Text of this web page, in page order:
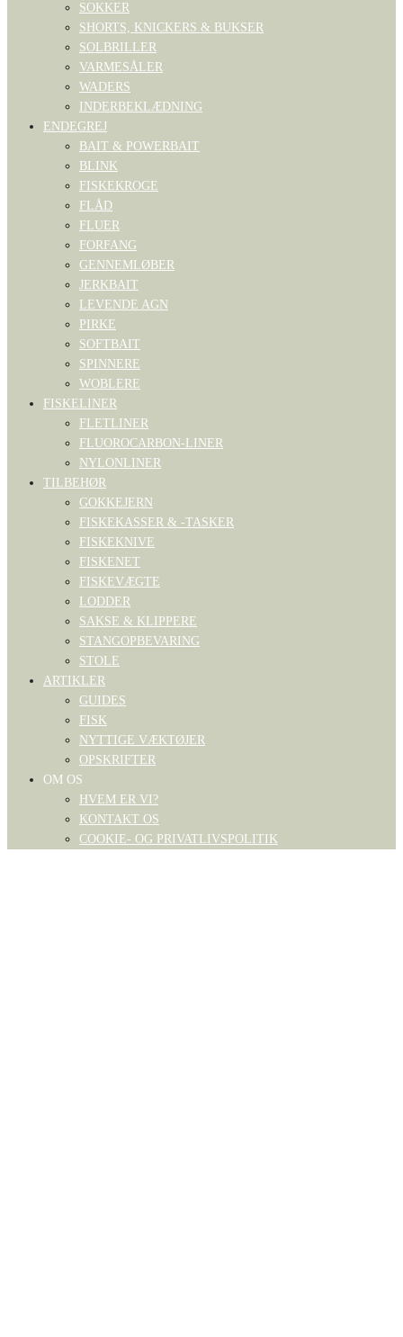
SOKKER
SHORTS, KNICKERS & BUKSER
SOLBRILLER
VARMESÅLER
WADERS
INDERBEKLÆDNING
ENDEGREJ
BAIT & POWERBAIT
BLINK
FISKEKROGE
FLÅD
FLUER
FORFANG
GENNEMLØBER
JERKBAIT
LEVENDE AGN
PIRKE
SOFTBAIT
SPINNERE
WOBLERE
FISKELINER
FLETLINER
FLUOROCARBON-LINER
NYLONLINER
TILBEHØR
GOKKEJERN
FISKEKASSER & -TASKER
FISKEKNIVE
FISKENET
FISKEVÆGTE
LODDER
SAKSE & KLIPPERE
STANGOPBEVARING
STOLE
ARTIKLER
GUIDES
FISK
NYTTIGE VÆKTØJER
OPSKRIFTER
OM OS
HVEM ER VI?
KONTAKT OS
COOKIE- OG PRIVATLIVSPOLITIK